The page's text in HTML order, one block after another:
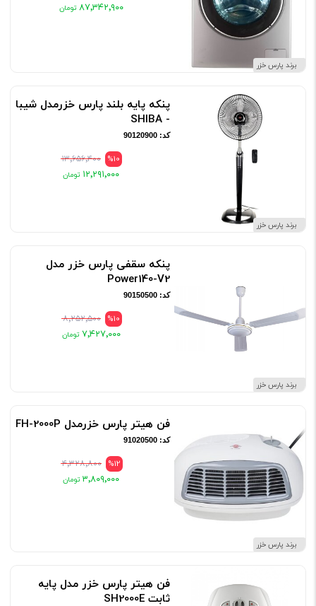
برند پارس خزر
۸۷٬۳۴۲٬۹۰۰
برند پارس خزر
پنکه پایه بلند پارس خزرمدل شیبا
- SHIBA
کد: 90120900
%10 ۱۳٬۶۵۶٬۴۰۰
۱۲٬۲۹۱٬۰۰۰
برند پارس خزر
پنکه سقفی پارس خزر مدل
Power140-V2
کد: 90150500
%10 ۸٬۲۵۲٬۵۰۰
۷٬۴۲۷٬۰۰۰
برند پارس خزر
فن هیتر پارس خزرمدل FH-2000P
کد: 91020500
%12 ۴٬۳۲۸٬۸۰۰
۳٬۸۰۹٬۰۰۰
فن هیتر پارس خزر مدل پایه
ثابت SH2000E